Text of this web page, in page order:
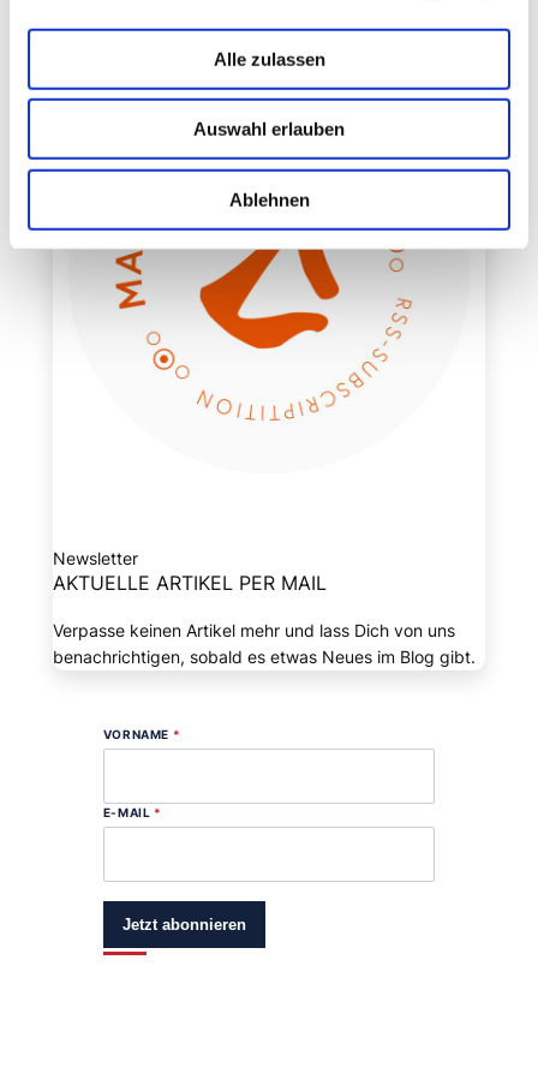
Alle zulassen
Auswahl erlauben
Ablehnen
Newsletter
AKTUELLE ARTIKEL PER MAIL
Verpasse keinen Artikel mehr und lass Dich von uns
benachrichtigen, sobald es etwas Neues im Blog gibt.
VORNAME *
E-MAIL *
Jetzt abonnieren